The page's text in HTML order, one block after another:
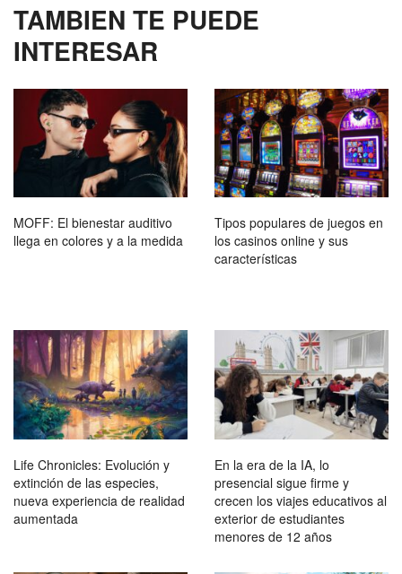
TAMBIEN TE PUEDE
INTERESAR
MOFF: El bienestar auditivo
llega en colores y a la medida
Tipos populares de juegos en
los casinos online y sus
características
Life Chronicles: Evolución y
extinción de las especies,
nueva experiencia de realidad
aumentada
En la era de la IA, lo
presencial sigue firme y
crecen los viajes educativos al
exterior de estudiantes
menores de 12 años